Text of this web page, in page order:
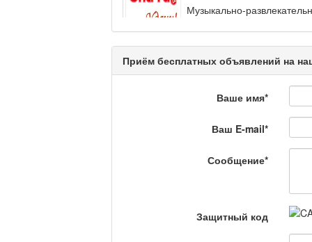
Музыкально-
Кәусар
На полицейской
Еженедельный обзор
Люди в кадре
Приём бесплатных объявлений на
Ваше имя*
Ваш E-mail*
Сообщение*
Защитный код